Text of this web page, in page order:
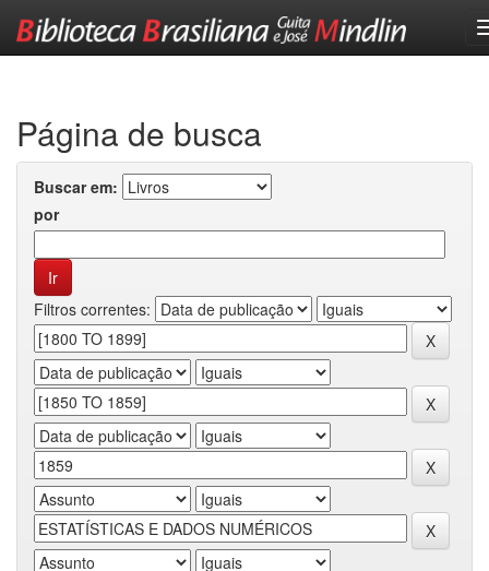
Página de busca
Buscar em:
por
Filtros correntes: